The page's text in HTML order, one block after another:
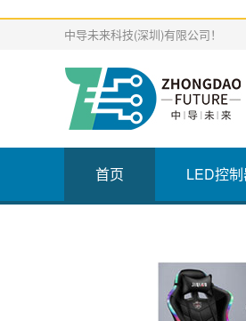
中导未来科技(深圳)有限公司！
首页 LED控